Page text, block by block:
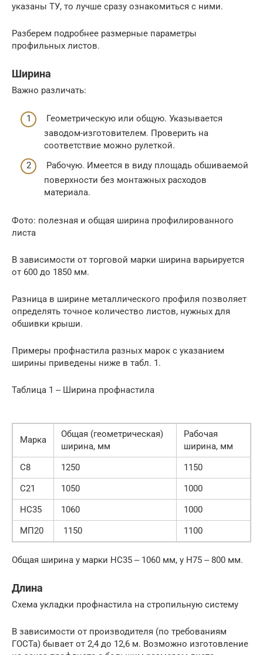
указаны ТУ, то лучше сразу ознакомиться с ними.
Разберем подробнее размерные параметры
профильных листов.
Ширина
Важно различать:
Геометрическую или общую. Указывается
заводом-изготовителем. Проверить на
соответствие можно рулеткой.
Рабочую. Имеется в виду площадь обшиваемой
поверхности без монтажных расходов
материала.
Фото: полезная и общая ширина профилированного
листа
В зависимости от торговой марки ширина варьируется
от 600 до 1850 мм.
Разница в ширине металлического профиля позволяет
определять точное количество листов, нужных для
обшивки крыши.
Примеры профнастила разных марок с указанием
ширины приведены ниже в табл. 1.
Таблица 1 ‒ Ширина профнастила
Марка
Общая (геометрическая)
ширина, мм
Рабочая
ширина, мм
С8
1250
1150
С21
1050
1000
НС35
1060
1000
МП20
1150 1100
Общая ширина у марки НС35 ‒ 1060 мм, у Н75 ‒ 800 мм.
Длина
Схема укладки профнастила на стропильную систему
В зависимости от производителя (по требованиям
ГОСТа) бывает от 2,4 до 12,6 м. Возможно изготовление